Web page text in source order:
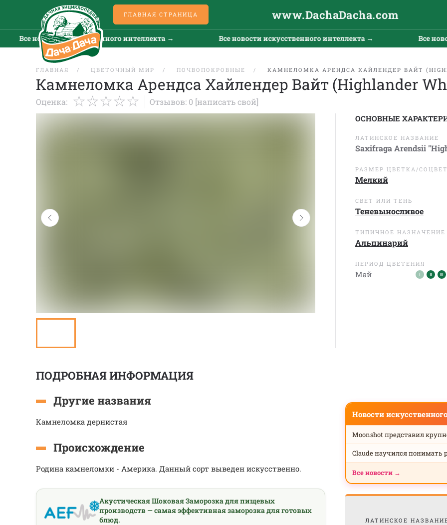
ГЛАВНАЯ СТРАНИЦА www.DachaDacha.com
Все новости искусственного интеллекта → Все новости искусственного интеллекта → Все
ГЛАВНАЯ ЦВЕТОЧНЫЙ МИР ПОЧВОПОКРОВНЫЕ КАМНЕЛОМКА АРЕНДСА ХАЙЛЕНДЕР ВАЙТ
Камнеломка Арендса Хайлендер Вайт (Highlander
Оценка: Отзывов: 0 [написать свой]
ОСНОВНЫЕ
ЛАТИНСКОЕ НАЗВАНИЕ
Saxifraga Arendsii
РАЗМЕР ЦВЕТКА/
Мелкий
СВЕТ ИЛИ ТЕНЬ
Теневыносливое
ТИПИЧНОЕ НАЗНАЧЕНИЕ
Альпинарий
ПЕРИОД ЦВЕТЕНИЯ
Май
ПОДРОБНАЯ ИНФОРМАЦИЯ
Другие названия
Камнеломка дернистая
Происхождение
Родина камнеломки - Америка. Данный сорт выведен искусственно.
Акустическая Шоковая Заморозка для пищевых
производств — самая эффективная заморозка для готовых
блюд.
Новости
Moonshot представил
Claude научился понимать
Все новости →
ЛАТИНСКОЕ